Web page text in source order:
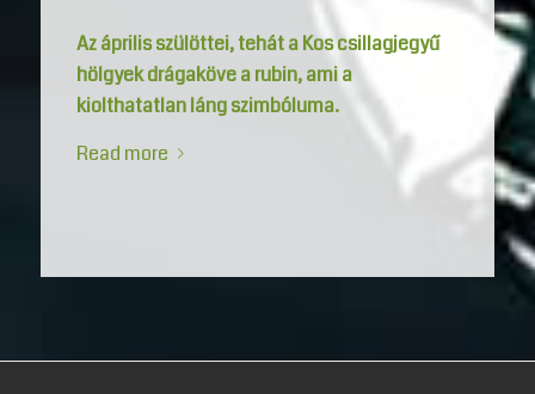
Az április szülöttei, tehát a Kos csillagjegyű
hölgyek drágaköve a rubin, ami a
kiolthatatlan láng szimbóluma.
Read more